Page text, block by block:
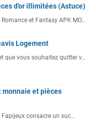
d'or illimitées (Astuce)
et Fantasy APK MO…
Logement
que vous souhaitez quitter v…
monnaie et pièces
Fapijeux consacre un suc…